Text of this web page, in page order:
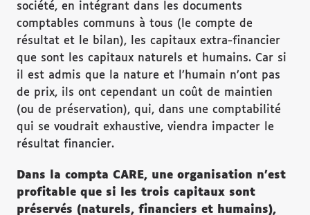
société, en intégrant dans les documents
comptables communs à tous (le compte de
résultat et le bilan), les capitaux extra-financier
que sont les capitaux naturels et humains. Car si
il est admis que la nature et l’humain n’ont pas
de prix, ils ont cependant un coût de maintien
(ou de préservation), qui, dans une comptabilité
qui se voudrait exhaustive, viendra impacter le
résultat financier.
Dans la compta CARE, une organisation n’est
profitable que si les trois capitaux sont
préservés (naturels, financiers et humains),